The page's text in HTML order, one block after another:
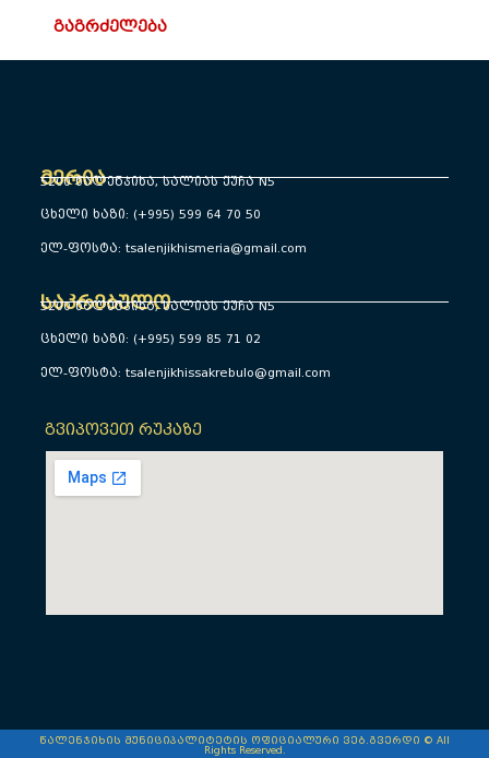
ᲒᲐᲒᲠᲫᲔᲚᲔᲑᲐ
მერია
5200 წალენჯიხა, სალიას ქუჩა N5
ცხელი ხაზი: (+995) 599 64 70 50
ელ-ფოსტა: tsalenjikhismeria@gmail.com
საკრებულო
5200 წალენჯიხა, სალიას ქუჩა N5
ცხელი ხაზი: (+995) 599 85 71 02
ელ-ფოსტა: tsalenjikhissakrebulo@gmail.com
გვიპოვეთ რუკაზე
წალენჯიხის მუნიციპალიტეტის ოფიციალური ვებ.გვერდი © All
Rights Reserved.